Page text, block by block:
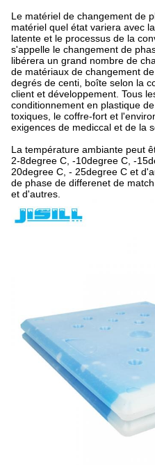
Le matériel de changement de
matériel quel état variera avec
latente et le processus de la
s'appelle le changement de
libérera un grand nombre de
de matériaux de changement
degrés de centi, boîte selon la
client et développement. Tous
conditionnement en plastique
toxiques, le coffre-fort et
exigences de mediccal et de la
La température ambiante peut
2-8degree C, -10degree C, -
20degree C, - 25degree C et
de phase de differenet de
et d'autres.